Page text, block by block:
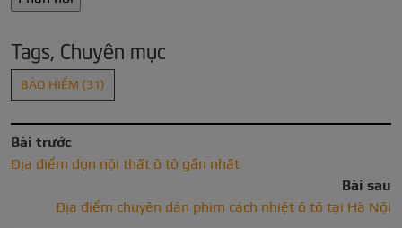
Tags, Chuyên mục
BẢO HIỂM (31)
Bài trước
Địa điểm dọn nội thất ô tô gần nhất
Bài sau
Địa điểm chuyên dán phim cách nhiệt ô tô tại Hà Nội